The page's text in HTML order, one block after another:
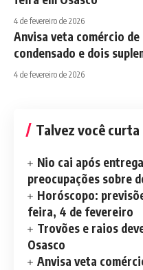
4 de fevereiro de 2026
Anvisa veta comércio
condensado e dois
4 de fevereiro de 2026
Talvez você curta
Nio cai após
preocupações sobre
Horóscopo:
feira, 4 de fevereiro
Trovões e raios
Osasco
Anvisa veta